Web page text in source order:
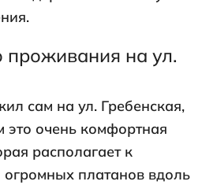
проживания на ул.
сам на ул. Гребенская,
очень комфортная
располагает к
огромных платанов вдоль